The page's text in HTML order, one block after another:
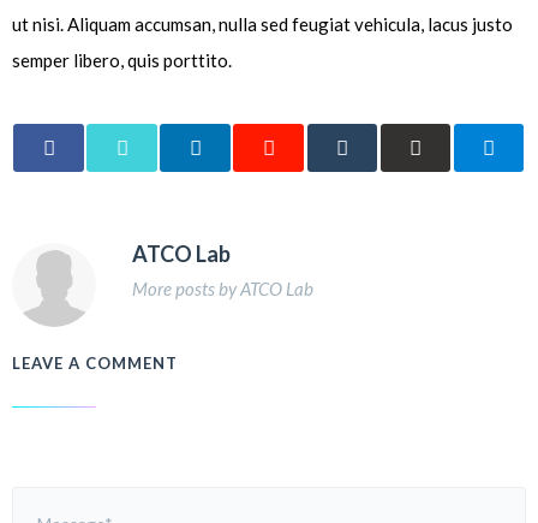
ut nisi. Aliquam accumsan, nulla sed feugiat vehicula, lacus justo
semper libero, quis porttito.
ATCO Lab
More posts by ATCO Lab
LEAVE A COMMENT